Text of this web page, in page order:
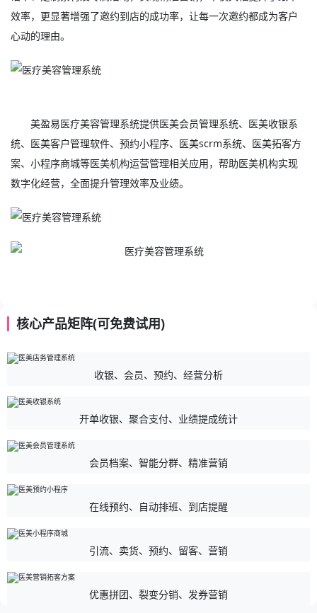
效率，更显著增强了邀约到店的成功率，让每一次邀约都成为客户
心动的理由。
美盈易医疗美容管理系统提供医美会员管理系统、 医美收银系
统、 医美客户管理软件、预约小程序、 医美scrm系统、医美拓客方
案、小程序商城等医美机构运营管理相关应用，帮助医美机构实现
数字化经营，全面提升管理效率及业绩。
核心产品矩阵(可免费试用)
收银、会员、预约、经营分析
开单收银、聚合支付、业绩提成统计
会员档案、智能分群、精准营销
在线预约、自动排班、到店提醒
引流、卖货、预约、留客、营销
优惠拼团、裂变分销、发券营销